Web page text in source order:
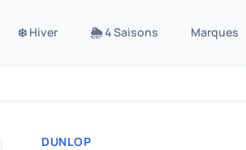
❄️ Hiver 🌦️ 4 Saisons Marques
DUNLOP